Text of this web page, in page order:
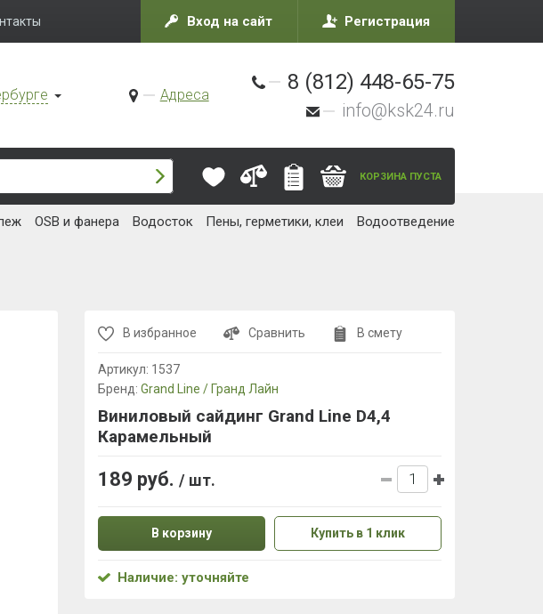
Вход на сайт Регистрация
Адреса
8 (812) 448-65-75
info@ksk24.ru
КОРЗИНА ПУСТА
OSB и фанера Водосток Пены, герметики, клеи Водоотведение
В избранное Сравнить В смету
Артикул: 1537
Бренд: Grand Line / Гранд Лайн
Виниловый сайдинг Grand Line D4,4
Карамельный
189 руб. / шт.
В корзину Купить в 1 клик
Наличие: уточняйте